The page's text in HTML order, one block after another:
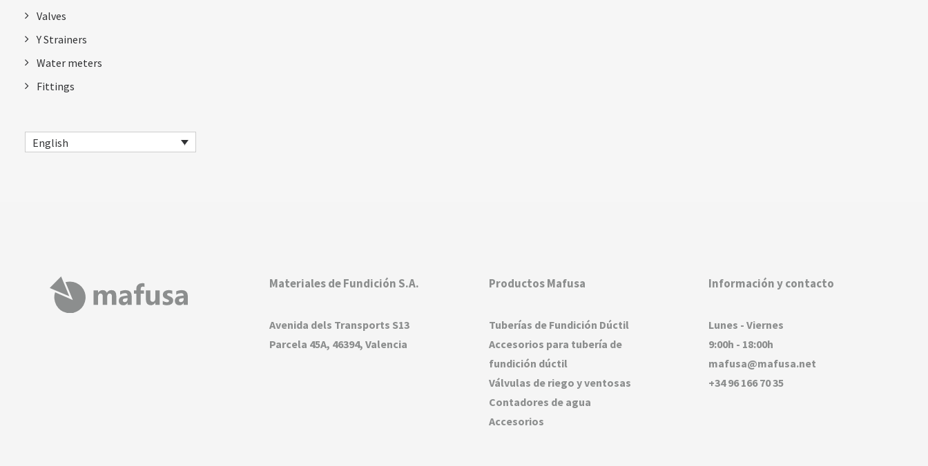
Valves
Y Strainers
Water meters
Fittings
English
Materiales de Fundición S.A.
Avenida dels Transports S13
Parcela 45A, 46394, Valencia
Productos Mafusa
Tuberías de Fundición Dúctil
Accesorios para tubería de
fundición dúctil
Válvulas de riego y ventosas
Contadores de agua
Accesorios
Información y contacto
Lunes - Viernes
9:00h - 18:00h
mafusa@mafusa.net
+34 96 166 70 35